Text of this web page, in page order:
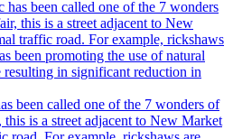
been called one of the 7 wonders of
is a street adjacent to New Market